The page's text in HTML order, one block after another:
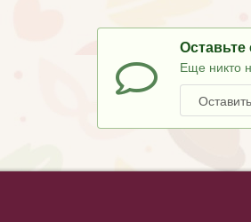
Еще никто